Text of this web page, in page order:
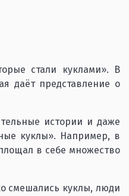
стали куклами». В
даёт представление о
истории и даже
куклы». Например, в
в себе множество
смешались куклы, люди